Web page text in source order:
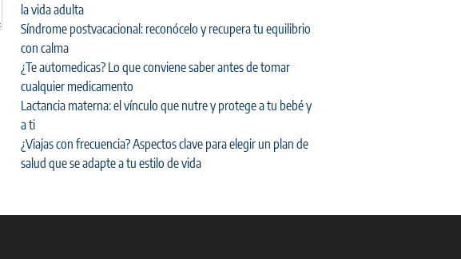
la vida adulta
Síndrome postvacacional: reconócelo y recupera tu equilibrio
con calma
¿Te automedicas? Lo que conviene saber antes de tomar
cualquier medicamento
Lactancia materna: el vínculo que nutre y protege a tu bebé y
a ti
¿Viajas con frecuencia? Aspectos clave para elegir un plan de
salud que se adapte a tu estilo de vida